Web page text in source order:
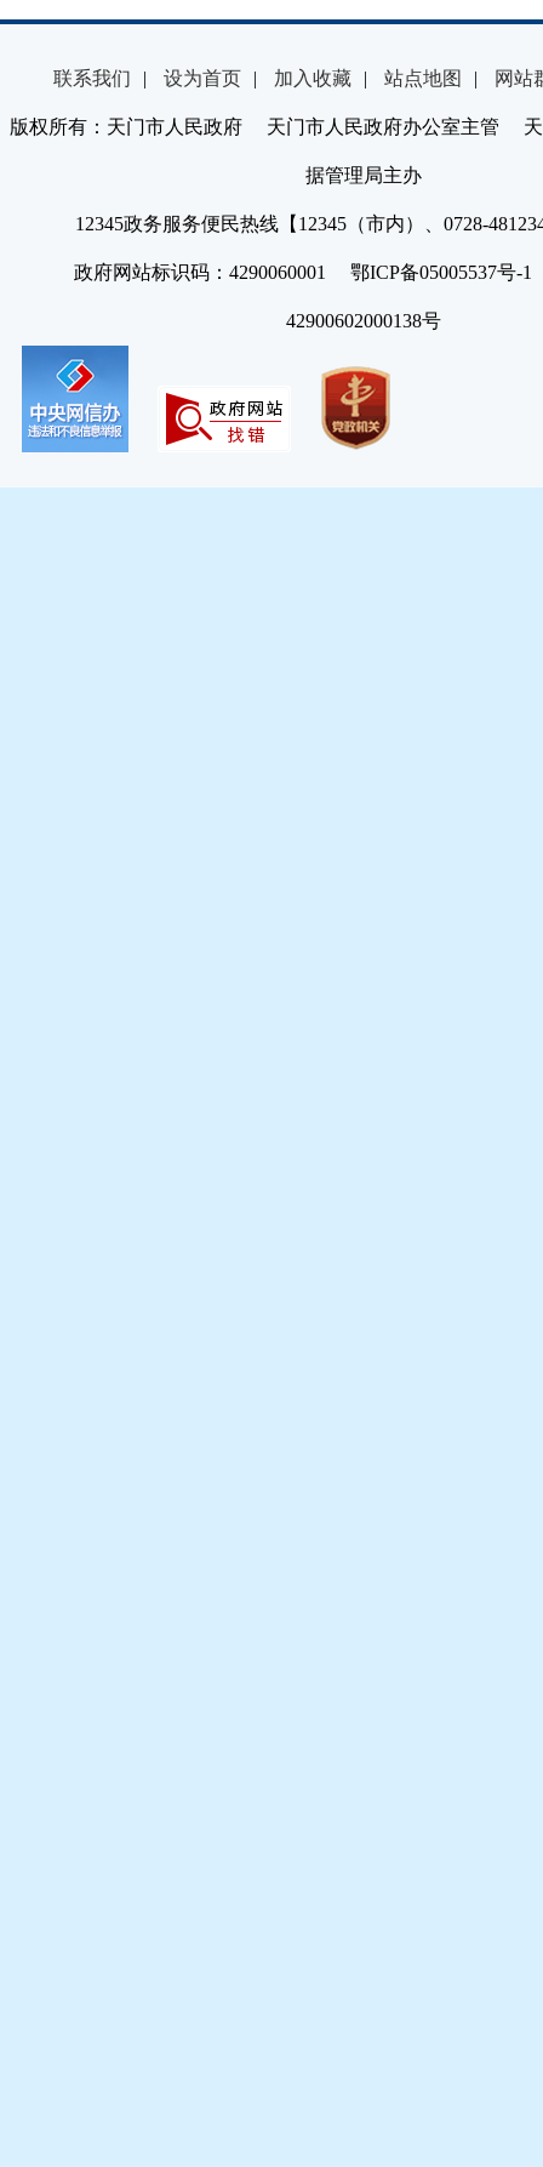
联系我们 | 设为首页 | 加入收藏 | 站点地图 | 网站
版权所有：天门市人民政府 天门市人民政府办公室主管 天
据管理局主办
12345政务服务便民热线【12345（市内）、0728-
政府网站标识码：4290060001 鄂ICP备05005537号
42900602000138号